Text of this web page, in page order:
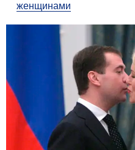
женщинами